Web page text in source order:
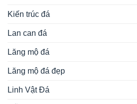
Kiến trúc đá
Lan can đá
Lăng mộ đá
Lăng mộ đá đẹp
Linh Vật Đá